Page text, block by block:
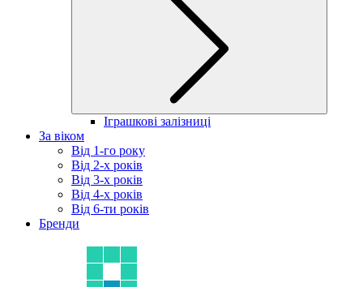
Іграшкові залізниці
За віком
Від 1-го року
Від 2-х років
Від 3-х років
Від 4-х років
Від 6-ти років
Бренди